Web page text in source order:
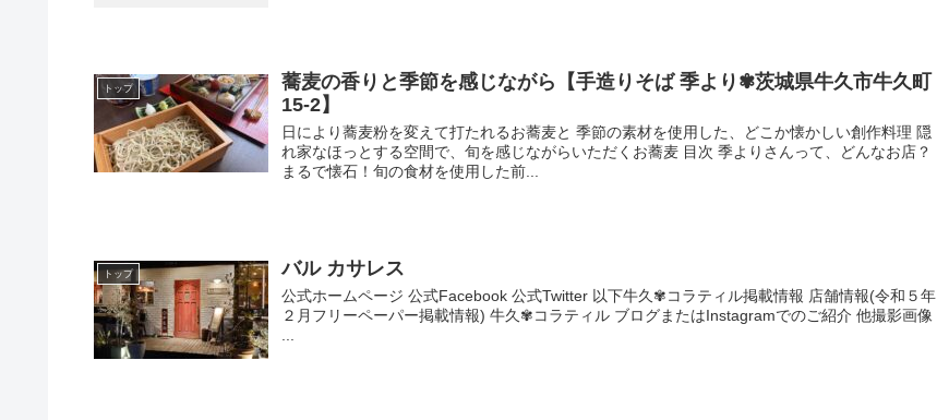
トップ
蕎麦の香りと季節を感じながら【手造りそば 季より✾茨城県牛久市牛久町
15-2】
日により蕎麦粉を変えて打たれるお蕎麦と 季節の素材を使用した、どこか懐かしい創作料理 隠
れ家なほっとする空間で、旬を感じながらいただくお蕎麦 目次 季よりさんって、どんなお店？
まるで懐石！旬の食材を使用した前...
トップ バル カサレス
公式ホームページ 公式Facebook 公式Twitter 以下牛久✾コラティル掲載情報 店舗情報(令和５年
２月フリーペーパー掲載情報) 牛久✾コラティル ブログまたはInstagramでのご紹介 他撮影画像